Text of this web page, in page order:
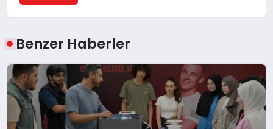
Benzer Haberler